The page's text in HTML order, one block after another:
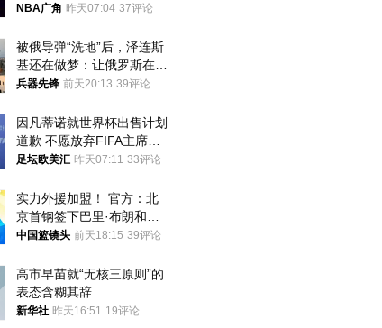
NBA广角 昨天07:04 37评论
被俄导弹“洗地”后，泽连斯
基还在做梦：让俄罗斯在冬
季前求和？
兵器先锋 前天20:13 39评论
因凡蒂诺就世界杯出售计划
道歉 不愿放弃FIFA主席职
位
足坛欧美汇 昨天07:11 33评论
实力外援加盟！ 官方：北
京首钢签下巴里·布朗和桑
普森
中国篮镜头 前天18:15 39评论
高市早苗就“无核三原则”的
表态含糊其辞
新华社 昨天16:51 19评论